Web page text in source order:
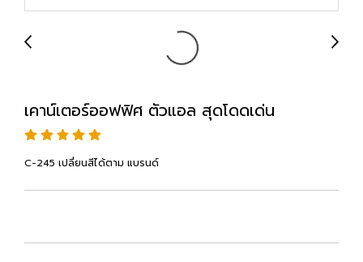
เคาน์เตอร์ออฟฟิศ ตัวแอล สุดโดดเด่น
C-245 เปลี่ยนสีได้ตาม แบรนด์